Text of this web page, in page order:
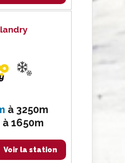
à 3250m
à1650m
Voir la station